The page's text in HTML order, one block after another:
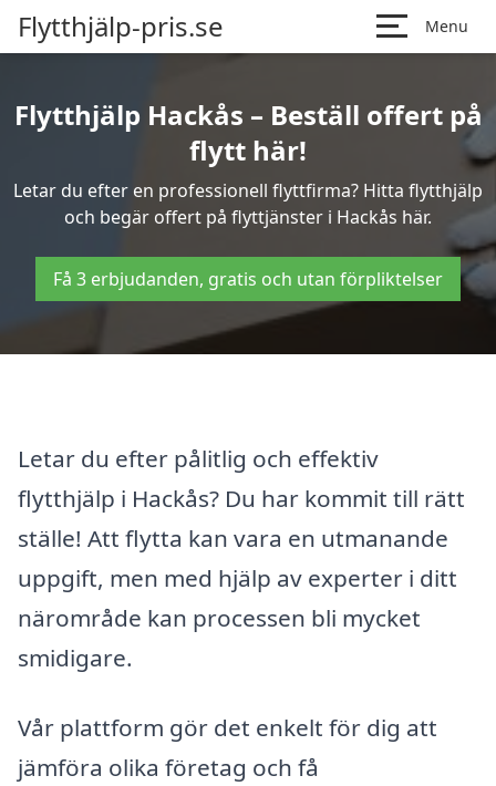
Flytthjälp-pris.se Menu
Flytthjälp Hackås – Beställ offert på
flytt här!
Letar du efter en professionell flyttfirma? Hitta flytthjälp
och begär offert på flyttjänster i Hackås här.
Få 3 erbjudanden, gratis och utan förpliktelser
Letar du efter pålitlig och effektiv
flytthjälp i Hackås? Du har kommit till rätt
ställe! Att flytta kan vara en utmanande
uppgift, men med hjälp av experter i ditt
närområde kan processen bli mycket
smidigare.
Vår plattform gör det enkelt för dig att
jämföra olika företag och få